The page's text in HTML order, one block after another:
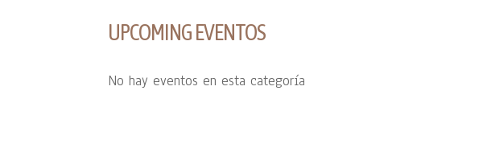
UPCOMING EVENTOS
No hay eventos en esta categoría